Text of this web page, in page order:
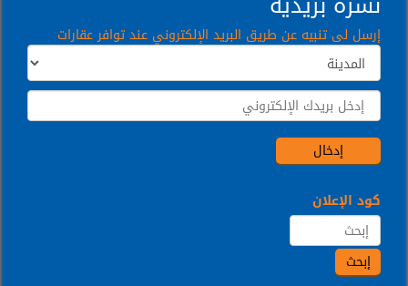
إرسل لى تنبيه عن طريق البريد الإلكتروني عند توافر عقارات
كود الإعلان